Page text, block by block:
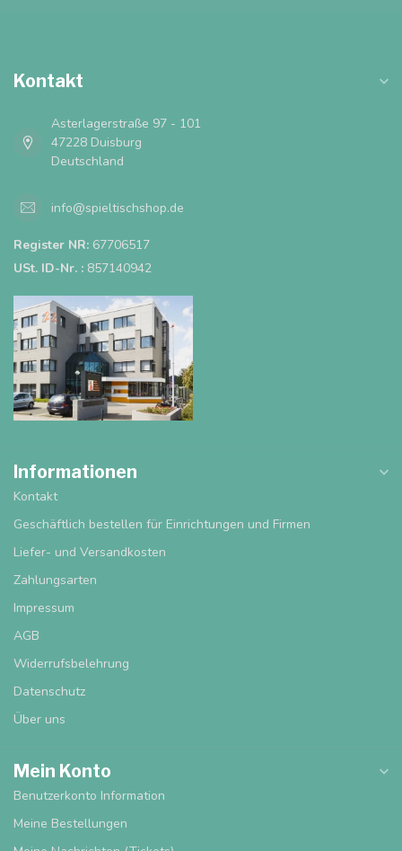
Kontakt
Asterlagerstraße 97 - 101
47228 Duisburg
Deutschland
info@spieltischshop.de
Register NR: 67706517
USt. ID-Nr. : 857140942
Informationen
Kontakt
Geschäftlich bestellen für Einrichtungen und Firmen
Liefer- und Versandkosten
Zahlungsarten
Impressum
AGB
Widerrufsbelehrung
Datenschutz
Über uns
Mein Konto
Benutzerkonto Information
Meine Bestellungen